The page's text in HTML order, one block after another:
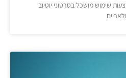
שימוש מושכל בסרטוני יוטיוב